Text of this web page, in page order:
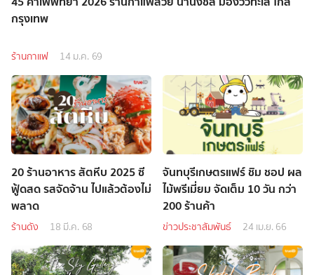
กรุงเทพ
ร้านกาแฟ 14 ม.ค. 69
20 ร้านอาหาร สัตหีบ 2025 ซี
ฟู้ดสด รสจัดจ้าน ไปแล้วต้องไม่
พลาด
ร้านดัง 18 มี.ค. 68
จันทบุรีเกษตรแฟร์ ชิม ชอป ผล
ไม้พรีเมี่ยม จัดเต็ม 10 วัน กว่า
200 ร้านค้า
ข่าวประชาสัมพันธ์ 24 เม.ย. 66